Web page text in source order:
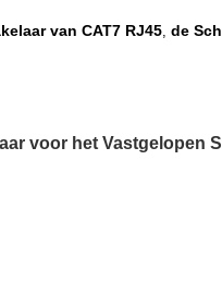
van CAT7 RJ45, de
voor het